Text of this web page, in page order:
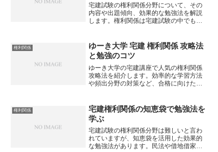
宅建試験の権利関係分野について、その
内容や出題傾向、効果的な勉強法を解説
します。権利関係は宅建試験の中でも重
権利関係
ゆーき大学 宅建 権利関係 攻略法
と勉強のコツ
ゆーき大学の宅建講座で人気の権利関係
攻略法を紹介します。効率的な学習方法
や頻出分野の対策など、合格に向けた具
でしょうか？
権利関係
宅建権利関係の知恵袋で勉強法を
学ぶ
宅建試験の権利関係分野は難しいと言わ
れていますが、知恵袋を活用した効果的
な勉強法があります。民法や借地借家法